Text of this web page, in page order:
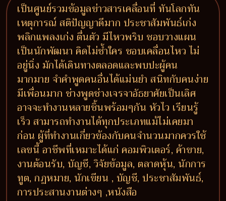
เป็นศูนย์รวมข้อมูลข่าวสารเคลื่อนที่ ทันโลกทัน
เหตุการณ์ สติปัญญาดีมาก ประชาสัมพันธ์เก่ง
พลิกแพลงเก่ง ตื่นตัว มีไหวพริบ ชอบวางแผน
เป็นนักพัฒนา คิดไม่ซ้ำใคร ชอบเคลื่อนไหว ไม่
อยู่นิ่ง มักได้เดินทางตลอดและพบปะผู้คน
มากมาย จำคำพูดคนอื่นได้แม่นยำ สนิทกับคนง่าย
มีเพื่อนมาก ช่างพูดช่างเจรจาอัธยาศัยเป็นเลิศ
อาจจะทำงานหลายชิ้นพร้อมๆกัน หัวไว เรียนรู้
เร็ว สามารถทำงานได้ทุกประเภทแม้ไม่เคยมา
ก่อน ผู้ที่ทำงานเกี่ยวข้องกับคนจำนวนมากควรใช้
เลขนี้ อาชีพที่เหมาะได้แก่ คอมพิวเตอร์, ค้าขาย,
งานต้อนรับ, บัญชี, วิจัยข้อมูล, ตลาดหุ้น, นักการ
ทูต, กฏหมาย, นักเขียน , บัญชี, ประชาสัมพันธ์,
การประสานงานต่างๆ ,หนังสือ